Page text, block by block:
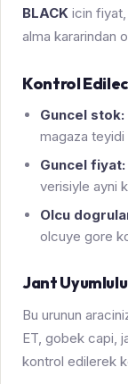
BLACK icin
alma kararindan
Kontrol
Guncel stok:
magaza teyidi
Guncel fiyat:
verisiyle ayni
Olcu
olcuye gore
Jant
Bu urunun
ET, gobek capi,
kontrol edilerek